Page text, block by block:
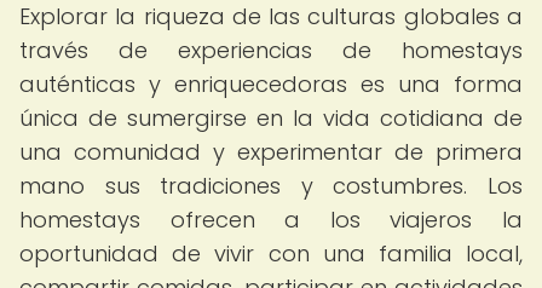
Explorar la riqueza de las culturas globales a
través de experiencias de homestays
auténticas y enriquecedoras es una forma
única de sumergirse en la vida cotidiana de
una comunidad y experimentar de primera
mano sus tradiciones y costumbres. Los
homestays ofrecen a los viajeros la
oportunidad de vivir con una familia local,